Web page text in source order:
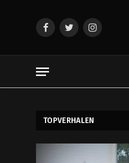
FacebookTwitterInstagram
TOPVERHALEN